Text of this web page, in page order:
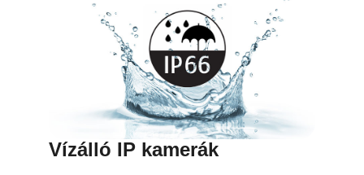
Vízálló IP kamerák